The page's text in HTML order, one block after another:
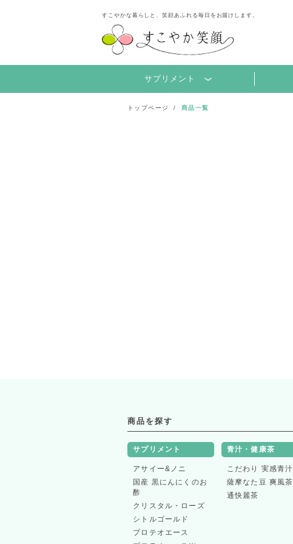
すこやかな暮らしと、笑顔あふれる毎日をお届けします。
サプリメント
トップページ 商品一覧
商品を探す
サプリメント
アサイー&ノニ
国産 黒にんにくのお
酢
クリスタル・ローズ
シトルゴールド
プロテオエース
青汁・健康茶
こだわり 実感青汁
薩摩なた豆 爽風茶
通快麗茶